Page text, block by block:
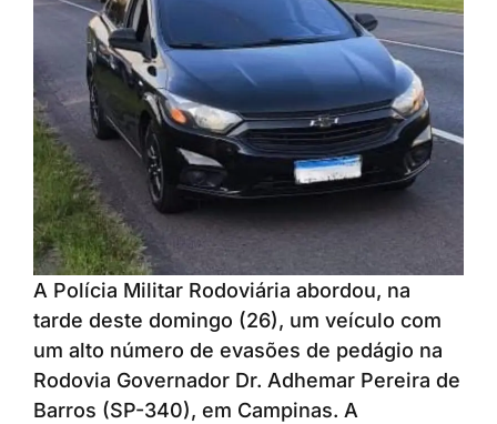
A Polícia Militar Rodoviária abordou, na
tarde deste domingo (26), um veículo com
um alto número de evasões de pedágio na
Rodovia Governador Dr. Adhemar Pereira de
Barros (SP-340), em Campinas. A